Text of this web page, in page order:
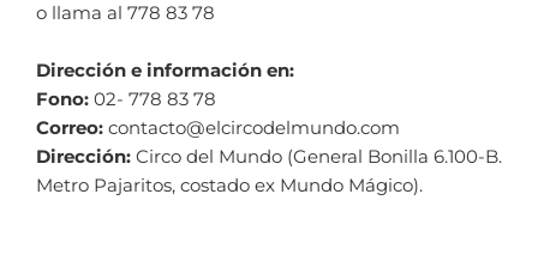
o llama al 778 83 78
Dirección e información en:
Fono: 02- 778 83 78
Correo: contacto@elcircodelmundo.com
Dirección: Circo del Mundo (General Bonilla 6.100-B.
Metro Pajaritos, costado ex Mundo Mágico).